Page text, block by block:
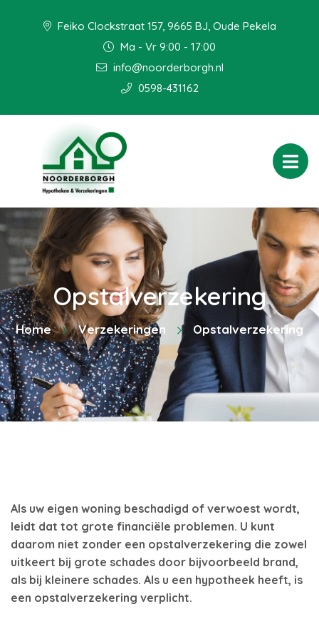
Feiko Clockstraat 157, 9665 BJ, Oude Pekela
Ma - Vr 9:00 - 17:00
info@noorderborgh.nl
0598-431162
Opstalverzekering
Home Verzekeringen Opstalverzekering
Als uw eigen woning beschadigd of verwoest wordt,
leidt dat tot grote financiële problemen. U kunt
daarom niet zonder een opstalverzekering die zowel
uitkeert bij grote schades door bijvoorbeeld brand,
als bij kleinere schades. Als u een hypotheek heeft, is
een opstalverzekering verplicht.